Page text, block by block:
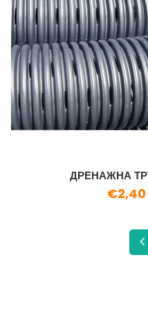
ДРЕНАЖНА